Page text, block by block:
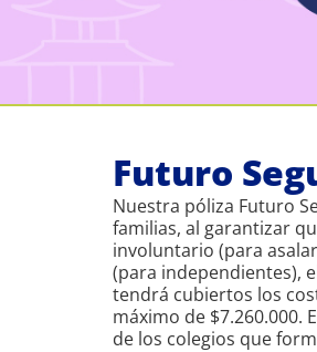
Futuro
Nuestra póliza Futuro
familias, al garantizar
involuntario (para
(para independientes),
tendrá cubiertos los
máximo de $7.260.000.
de los colegios que